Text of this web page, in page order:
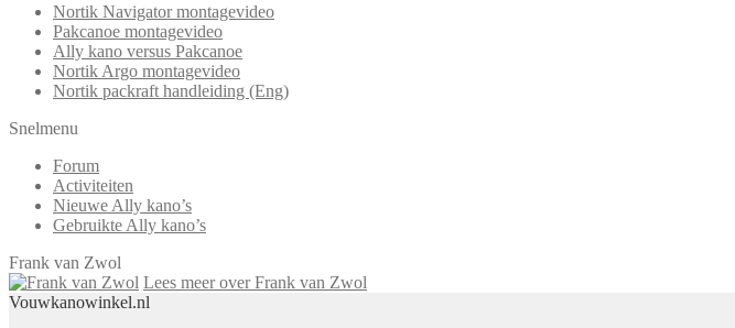
Nortik Navigator montagevideo
Pakcanoe montagevideo
Ally kano versus Pakcanoe
Nortik Argo montagevideo
Nortik packraft handleiding (Eng)
Snelmenu
Forum
Activiteiten
Nieuwe Ally kano’s
Gebruikte Ally kano’s
Frank van Zwol
Lees meer over Frank van Zwol
Vouwkanowinkel.nl